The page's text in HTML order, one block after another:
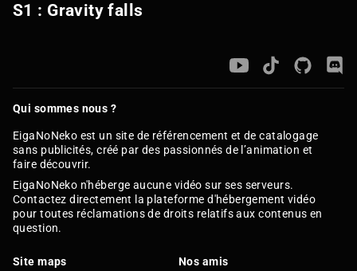
S1 : Gravity falls
Qui sommes nous ?
EigaNoNeko est un site de référencement et de catalogage
sans publicités, créé par des passionnés de l’animation et
faire découvrir.
EigaNoNeko n'héberge aucune vidéo sur ses serveurs.
Contactez directement la plateforme d'hébergement vidéo
pour toutes réclamations de droits relatifs aux contenus en
question.
Site maps Nos amis